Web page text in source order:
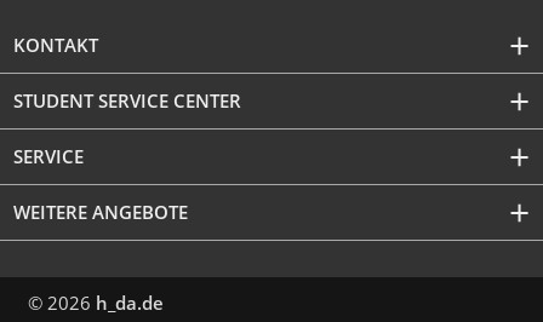
KONTAKT
STUDENT SERVICE CENTER
SERVICE
WEITERE ANGEBOTE
© 2026 h_da.de